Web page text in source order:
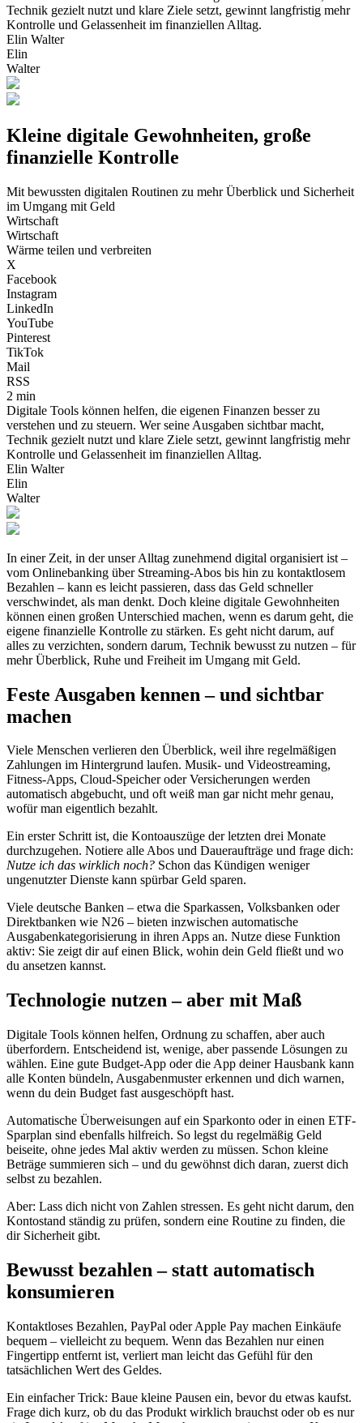
Technik gezielt nutzt und klare Ziele setzt, gewinnt langfristig mehr
Kontrolle und Gelassenheit im finanziellen Alltag.
Elin Walter
Elin
Walter
Kleine digitale Gewohnheiten, große
finanzielle Kontrolle
Mit bewussten digitalen Routinen zu mehr Überblick und Sicherheit
im Umgang mit Geld
Wirtschaft
Wirtschaft
Wärme teilen und verbreiten
X
Facebook
Instagram
LinkedIn
YouTube
Pinterest
TikTok
Mail
RSS
2 min
Digitale Tools können helfen, die eigenen Finanzen besser zu
verstehen und zu steuern. Wer seine Ausgaben sichtbar macht,
Technik gezielt nutzt und klare Ziele setzt, gewinnt langfristig mehr
Kontrolle und Gelassenheit im finanziellen Alltag.
Elin Walter
Elin
Walter
In einer Zeit, in der unser Alltag zunehmend digital organisiert ist –
vom Onlinebanking über Streaming-Abos bis hin zu kontaktlosem
Bezahlen – kann es leicht passieren, dass das Geld schneller
verschwindet, als man denkt. Doch kleine digitale Gewohnheiten
können einen großen Unterschied machen, wenn es darum geht, die
eigene finanzielle Kontrolle zu stärken. Es geht nicht darum, auf
alles zu verzichten, sondern darum, Technik bewusst zu nutzen – für
mehr Überblick, Ruhe und Freiheit im Umgang mit Geld.
Feste Ausgaben kennen – und sichtbar
machen
Viele Menschen verlieren den Überblick, weil ihre regelmäßigen
Zahlungen im Hintergrund laufen. Musik- und Videostreaming,
Fitness-Apps, Cloud-Speicher oder Versicherungen werden
automatisch abgebucht, und oft weiß man gar nicht mehr genau,
wofür man eigentlich bezahlt.
Ein erster Schritt ist, die Kontoauszüge der letzten drei Monate
durchzugehen. Notiere alle Abos und Daueraufträge und frage dich:
Nutze ich das wirklich noch? Schon das Kündigen weniger
ungenutzter Dienste kann spürbar Geld sparen.
Viele deutsche Banken – etwa die Sparkassen, Volksbanken oder
Direktbanken wie N26 – bieten inzwischen automatische
Ausgabenkategorisierung in ihren Apps an. Nutze diese Funktion
aktiv: Sie zeigt dir auf einen Blick, wohin dein Geld fließt und wo
du ansetzen kannst.
Technologie nutzen – aber mit Maß
Digitale Tools können helfen, Ordnung zu schaffen, aber auch
überfordern. Entscheidend ist, wenige, aber passende Lösungen zu
wählen. Eine gute Budget-App oder die App deiner Hausbank kann
alle Konten bündeln, Ausgabenmuster erkennen und dich warnen,
wenn du dein Budget fast ausgeschöpft hast.
Automatische Überweisungen auf ein Sparkonto oder in einen ETF-
Sparplan sind ebenfalls hilfreich. So legst du regelmäßig Geld
beiseite, ohne jedes Mal aktiv werden zu müssen. Schon kleine
Beträge summieren sich – und du gewöhnst dich daran, zuerst dich
selbst zu bezahlen.
Aber: Lass dich nicht von Zahlen stressen. Es geht nicht darum, den
Kontostand ständig zu prüfen, sondern eine Routine zu finden, die
dir Sicherheit gibt.
Bewusst bezahlen – statt automatisch
konsumieren
Kontaktloses Bezahlen, PayPal oder Apple Pay machen Einkäufe
bequem – vielleicht zu bequem. Wenn das Bezahlen nur einen
Fingertipp entfernt ist, verliert man leicht das Gefühl für den
tatsächlichen Wert des Geldes.
Ein einfacher Trick: Baue kleine Pausen ein, bevor du etwas kaufst.
Frage dich kurz, ob du das Produkt wirklich brauchst oder ob es nur